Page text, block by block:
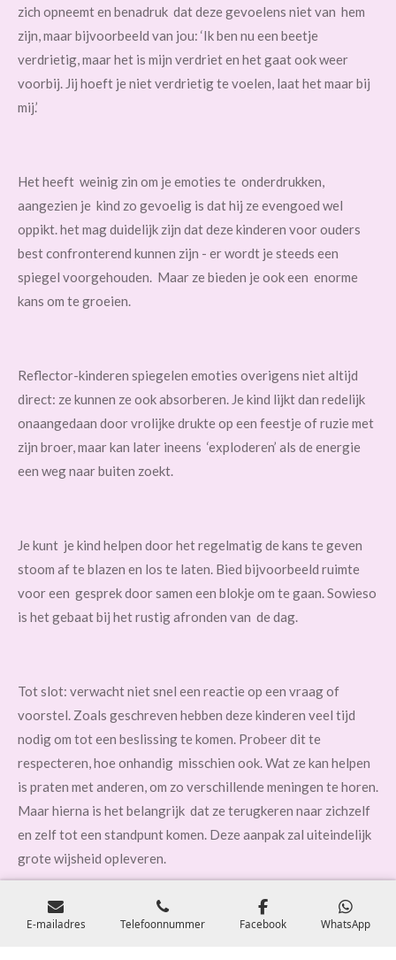
zich opneemt en benadruk dat deze gevoelens niet van hem
zijn, maar bijvoorbeeld van jou: ‘Ik ben nu een beetje
verdrietig, maar het is mijn verdriet en het gaat ook weer
voorbij. Jij hoeft je niet verdrietig te voelen, laat het maar bij
mij.’
Het heeft weinig zin om je emoties te onderdrukken,
aangezien je kind zo gevoelig is dat hij ze evengoed wel
oppikt. het mag duidelijk zijn dat deze kinderen voor ouders
best confronterend kunnen zijn - er wordt je steeds een
spiegel voorgehouden. Maar ze bieden je ook een enorme
kans om te groeien.
Reflector-kinderen spiegelen emoties overigens niet altijd
direct: ze kunnen ze ook absorberen. Je kind lijkt dan redelijk
onaangedaan door vrolijke drukte op een feestje of ruzie met
zijn broer, maar kan later ineens ‘exploderen’ als de energie
een weg naar buiten zoekt.
Je kunt je kind helpen door het regelmatig de kans te geven
stoom af te blazen en los te laten. Bied bijvoorbeeld ruimte
voor een gesprek door samen een blokje om te gaan. Sowieso
is het gebaat bij het rustig afronden van de dag.
Tot slot: verwacht niet snel een reactie op een vraag of
voorstel. Zoals geschreven hebben deze kinderen veel tijd
nodig om tot een beslissing te komen. Probeer dit te
respecteren, hoe onhandig misschien ook. Wat ze kan helpen
is praten met anderen, om zo verschillende meningen te horen.
Maar hierna is het belangrijk dat ze terugkeren naar zichzelf
en zelf tot een standpunt komen. Deze aanpak zal uiteindelijk
grote wijsheid opleveren.
E-mailadres Telefoonnummer Facebook WhatsApp